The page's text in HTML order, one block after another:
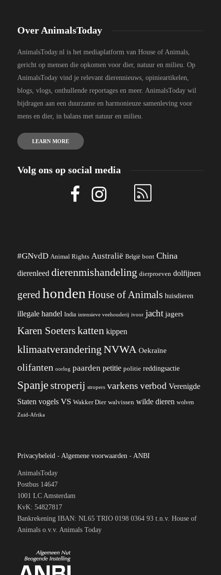
Over AnimalsToday
AnimalsToday.nl is het mediaplatform van House of Animals,
gericht op mensen die opkomen voor dier, natuur en milieu. Op
AnimalsToday vind je relevant dierennieuws, opinieartikelen,
blogs, vlogs, onthullende reportages en meer. AnimalsToday wil
bijdragen aan een duurzame en harmonieuze samenleving voor
mens en dier, in balans met natuur en milieu.
LEARN MORE
Volg ons op social media
#GNvdD Animal Rights Australië België bont China
dierenleed dierenmishandeling dierproeven dolfijnen
geredhonden House of Animals huisdieren
illegale handel India intensieve veehouderij ivoor jacht jagers
Karen Soeterskatten kippen
klimaatverandering NVWA Oekraïne
olifanten oorlog paarden petitie politie reddingsactie
Spanjestroperij stropers varkens verbod Verenigde
Staten vogels VS Wakker Dier walvissen wilde dieren wolven
Zuid-Afrika
Privacybeleid - Algemene voorwaarden - ANBI
AnimalsToday
Postbus 14647
1001 LC Amsterdam
KvK: 54827817
Bankrekening IBAN: NL65 TRIO 0198 0364 93 t.n.v. House of
Animals o.v.v. Animals Today